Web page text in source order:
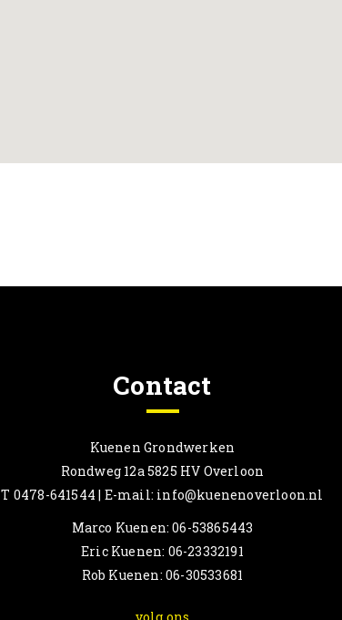
Contact
Kuenen Grondwerken
Rondweg 12a 5825 HV Overloon
T 0478-641544 | E-mail: info@kuenenoverloon.nl
Marco Kuenen: 06-53865443
Eric Kuenen: 06-23332191
Rob Kuenen: 06-30533681